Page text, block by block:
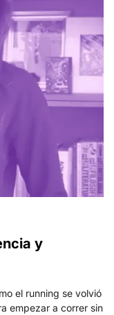
y
el running se volvió
empezar a correr sin